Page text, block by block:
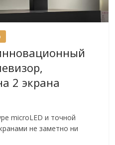
2 экрана
microLED и точной
не заметно ни